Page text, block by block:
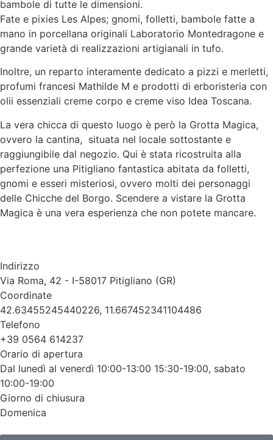
bambole di tutte le dimensioni.
Fate e pixies Les Alpes; gnomi, folletti, bambole fatte a
mano in porcellana originali Laboratorio Montedragone e
grande varietà di realizzazioni artigianali in tufo.
Inoltre, un reparto interamente dedicato a pizzi e merletti,
profumi francesi Mathilde M e prodotti di erboristeria con
olii essenziali creme corpo e creme viso Idea Toscana.
La vera chicca di questo luogo è però la Grotta Magica,
ovvero la cantina, situata nel locale sottostante e
raggiungibile dal negozio. Qui è stata ricostruita alla
perfezione una Pitigliano fantastica abitata da folletti,
gnomi e esseri misteriosi, ovvero molti dei personaggi
delle Chicche del Borgo. Scendere a vistare la Grotta
Magica è una vera esperienza che non potete mancare.
Indirizzo
Via Roma, 42 - I-58017 Pitigliano (GR)
Coordinate
42.63455245440226, 11.667452341104486
Telefono
+39 0564 614237
Orario di apertura
Dal lunedì al venerdì 10:00-13:00 15:30-19:00, sabato
10:00-19:00
Giorno di chiusura
Domenica